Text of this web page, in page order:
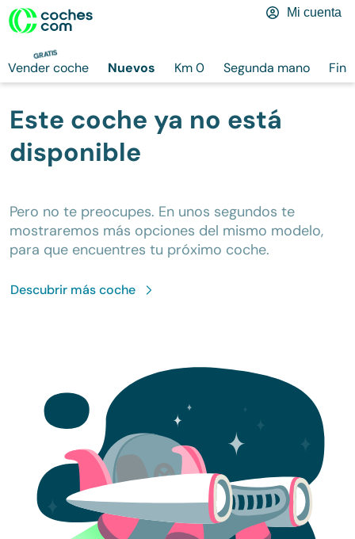
GRATIS
Vender coche Nuevos Km 0 Segunda mano
Mi cuenta
Este coche ya no está
disponible
Pero no te preocupes. En unos segundos te
mostraremos más opciones del mismo modelo,
para que encuentres tu próximo coche.
Descubrir máscoche